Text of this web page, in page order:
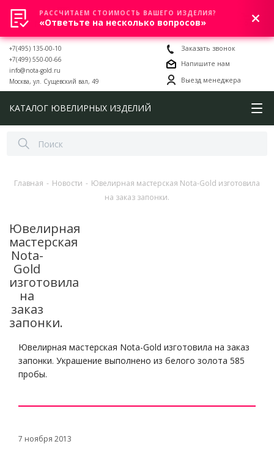
0
+7(495) 135-00-10
+7(499) 550-00-66
info@nota-gold.ru
Москва, ул. Сущевский вал, 49
Заказать звонок
Напишите нам
Выезд менеджера
КАТАЛОГ ЮВЕЛИРНЫХ ИЗДЕЛИЙ
Главная - Новости - Ювелирная мастерская Nota-Gold изготовила
на заказ запонки.
Ювелирная
мастерская
Nota-
Gold
изготовила
на
заказ
запонки.
Ювелирная мастерская Nota-Gold изготовила на заказ
запонки. Украшение выполнено из белого золота 585
пробы.
7 ноября 2013
РАССЧИТАЕМ СТОИМОСТЬ ВАШЕГО ИЗДЕЛИЯ?
«Ответьте на несколько вопросов»